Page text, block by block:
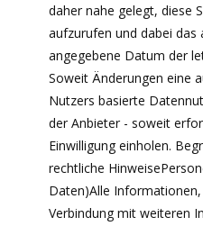
daher nahe gelegt, diese
aufzurufen und dabei das
angegebene Datum der
Soweit Änderungen eine
Nutzers basierte
der Anbieter - soweit
Einwilligung einholen.
rechtliche
Daten)Alle
Verbindung mit weiteren